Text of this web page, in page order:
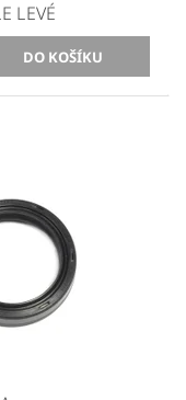
LEVÉ